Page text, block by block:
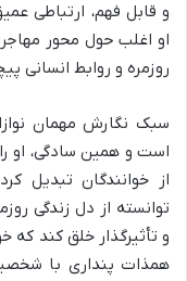
و قابل فهم، ارتباطی
او اغلب حول محور
روزمره و روابط انسانی
سبک نگارش مهمان
است و همین سادگی، او
از خوانندگان تبدیل
توانسته از دل زندگی
و تأثیرگذار خلق کند که
همذات پنداری با